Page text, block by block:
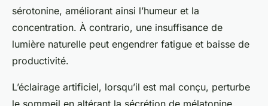
sérotonine, améliorant ainsi l’humeur et la
concentration. À contrario, une insuffisance de
lumière naturelle peut engendrer fatigue et baisse de
productivité.
L’éclairage artificiel, lorsqu’il est mal conçu, perturbe